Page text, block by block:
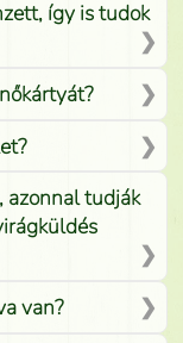
így is tudok
azonnal tudják
van?